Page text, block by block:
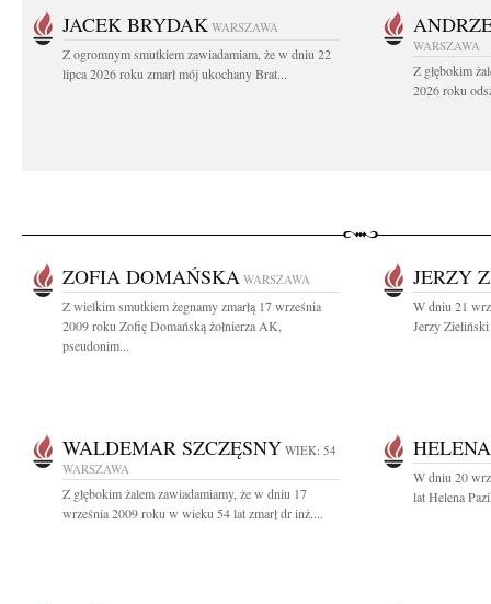
JACEK BRYDAK WARSZAWA
Z ogromnym smutkiem zawiadamiam, że w dniu 22
lipca 2026 roku zmarł mój ukochany Brat...
WARSZAWA
Z głębokim
2026 roku
ZOFIA DOMAŃSKA WARSZAWA
Z wielkim smutkiem żegnamy zmarłą 17 września
2009 roku Zofię Domańską żołnierza AK,
pseudonim...
JERZY
W dniu 21
Jerzy
WALDEMAR SZCZĘSNY WIEK: 54
WARSZAWA
Z głębokim żalem zawiadamiamy, że w dniu 17
września 2009 roku w wieku 54 lat zmarł dr inż....
W dniu 20
lat Helena